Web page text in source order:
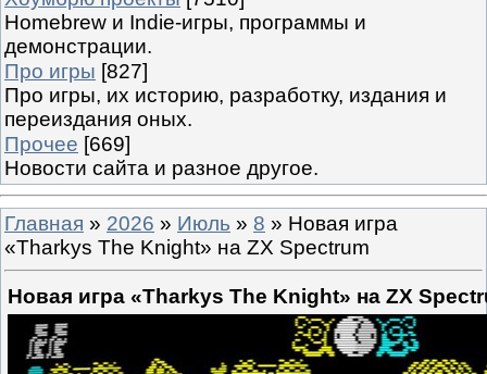
Homebrew и Indie-игры, программы и
демонстрации.
Про игры [827]
Про игры, их историю, разработку, издания и
переиздания оных.
Прочее [669]
Новости сайта и разное другое.
Главная » 2026 » Июль » 8 » Новая игра
«Tharkys The Knight» на ZX Spectrum
Новая игра «Tharkys The Knight» на ZX